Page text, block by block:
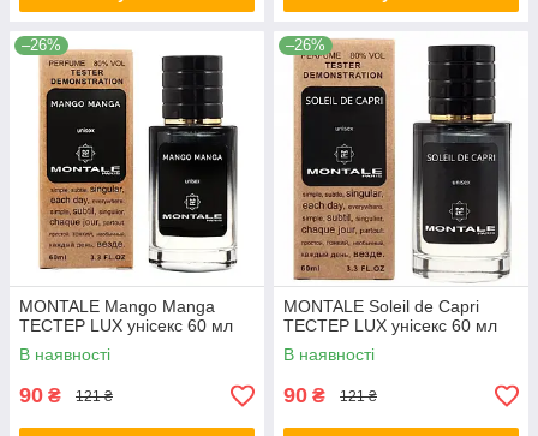
–26%
MONTALE Mango Manga
ТЕСТЕР LUX унісекс 60 мл
В наявності
90 ₴ 121 ₴
–26%
MONTALE Soleil de Capri
ТЕСТЕР LUX унісекс 60 мл
В наявності
90 ₴ 121 ₴